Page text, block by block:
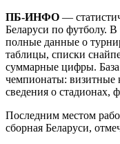
ПБ-ИНФО —
Беларуси по футболу.
полные данные о
таблицы, списки
суммарные цифры. База
чемпионаты: визитные
сведения о стадионах,
Последним местом
сборная Беларуси,